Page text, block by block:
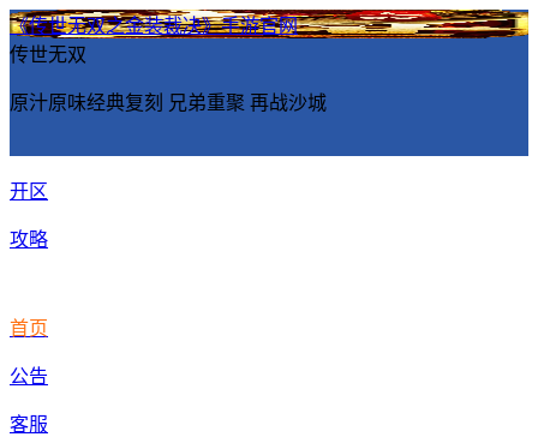
《传世无双之金装裁决》手游官网
传世无双
原汁原味经典复刻 兄弟重聚 再战沙城
开区
攻略
首页
公告
客服